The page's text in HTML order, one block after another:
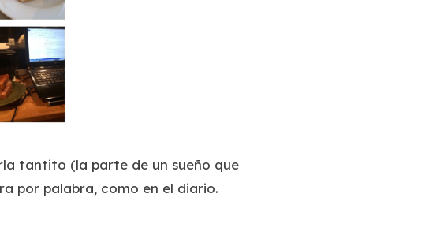
tantito (la parte de un sueño que
por palabra, como en el diario.